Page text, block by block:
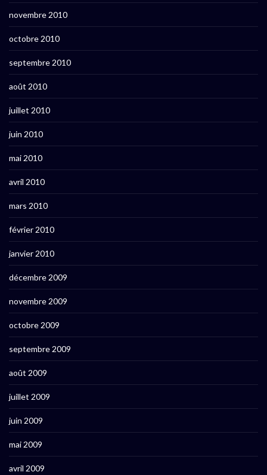
novembre 2010
octobre 2010
septembre 2010
août 2010
juillet 2010
juin 2010
mai 2010
avril 2010
mars 2010
février 2010
janvier 2010
décembre 2009
novembre 2009
octobre 2009
septembre 2009
août 2009
juillet 2009
juin 2009
mai 2009
avril 2009